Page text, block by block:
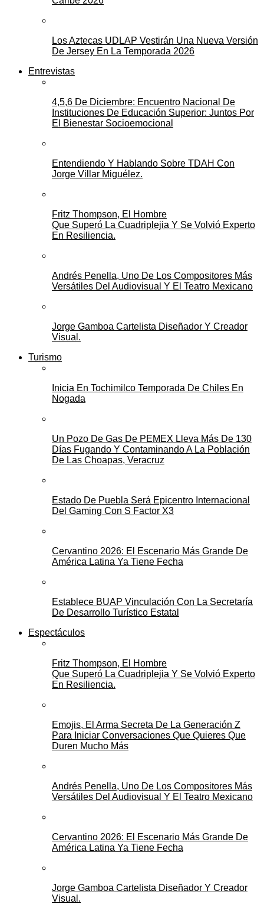
Los Aztecas UDLAP Vestirán Una Nueva Versión
De Jersey En La Temporada 2026
Entrevistas
4,5,6 De Diciembre: Encuentro Nacional De
Instituciones De Educación Superior: Juntos Por
El Bienestar Socioemocional
Entendiendo Y Hablando Sobre TDAH Con
Jorge Villar Miguélez.
Fritz Thompson, El Hombre
Que Superó La Cuadriplejia Y Se Volvió Experto
En Resiliencia.
Andrés Penella, Uno De Los Compositores Más
Versátiles Del Audiovisual Y El Teatro Mexicano
Jorge Gamboa Cartelista Diseñador Y Creador
Visual.
Turismo
Inicia En Tochimilco Temporada De Chiles En
Nogada
Un Pozo De Gas De PEMEX Lleva Más De 130
Días Fugando Y Contaminando A La Población
De Las Choapas, Veracruz
Estado De Puebla Será Epicentro Internacional
Del Gaming Con S Factor X3
Cervantino 2026: El Escenario Más Grande De
América Latina Ya Tiene Fecha
Establece BUAP Vinculación Con La Secretaría
De Desarrollo Turístico Estatal
Espectáculos
Fritz Thompson, El Hombre
Que Superó La Cuadriplejia Y Se Volvió Experto
En Resiliencia.
Emojis, El Arma Secreta De La Generación Z
Para Iniciar Conversaciones Que Quieres Que
Duren Mucho Más
Andrés Penella, Uno De Los Compositores Más
Versátiles Del Audiovisual Y El Teatro Mexicano
Cervantino 2026: El Escenario Más Grande De
América Latina Ya Tiene Fecha
Jorge Gamboa Cartelista Diseñador Y Creador
Visual.